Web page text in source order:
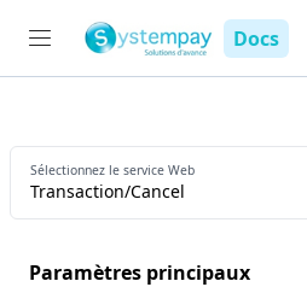
Docs
Sélectionnez le service Web
Transaction/Cancel
Paramètres principaux